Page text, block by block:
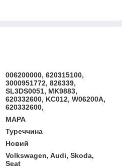
006200000, 620315100,
3000951772, 826339,
SL3DS0051, MK9883,
620332600, KC012, W06200A,
620332600,
MAPA
Туреччина
Новий
Volkswagen, Audi, Skoda,
Seat